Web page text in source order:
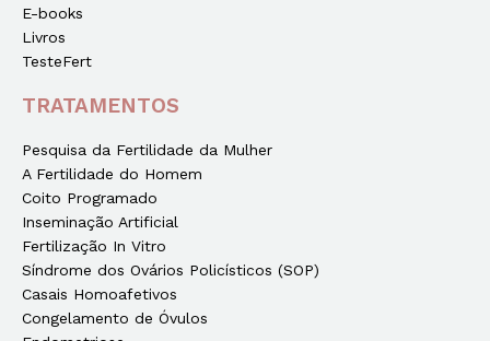
E-books
Livros
TesteFert
TRATAMENTOS
Pesquisa da Fertilidade da Mulher
A Fertilidade do Homem
Coito Programado
Inseminação Artificial
Fertilização In Vitro
Síndrome dos Ovários Policísticos (SOP)
Casais Homoafetivos
Congelamento de Óvulos